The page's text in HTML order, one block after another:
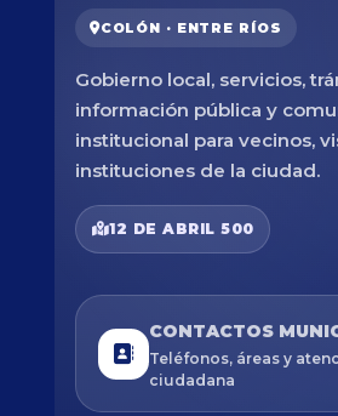
COLÓN · ENTRE RÍOS
Gobierno local, servicios,
información pública y
institucional para vecinos,
instituciones de la ciudad.
12 DE ABRIL 500
CONTACTOS
Teléfonos, áreas y
ciudadana